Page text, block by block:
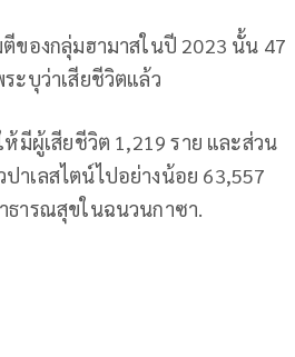
ของกลุ่มฮามาสในปี 2023 นั้น 47
ะบุว่าเสียชีวิตแล้ว
มีผู้เสียชีวิต 1,219 ราย และส่วน
าเลสไตน์ไปอย่างน้อย 63,557
ธารณสุขในฉนวนกาซา.